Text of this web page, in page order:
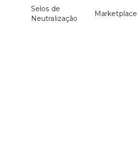
Selos de
Neutralização
Marketplace